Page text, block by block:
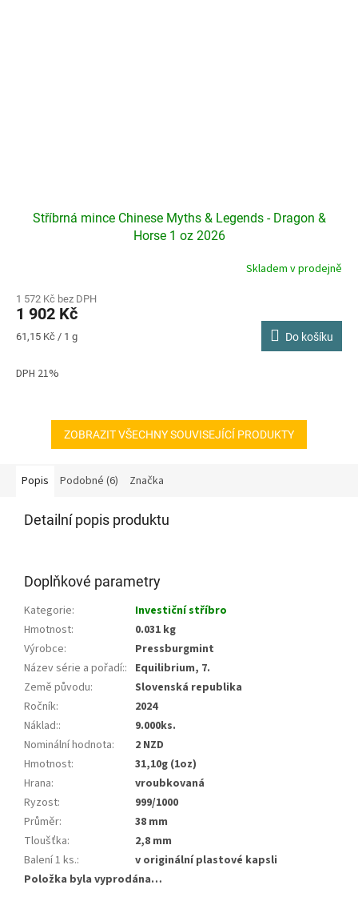
Stříbrná mince Chinese Myths & Legends - Dragon &
Horse 1 oz 2026
Skladem v prodejně
1 572 Kč bez DPH
1 902 Kč
Měrná
61,15 Kč / 1 g Do košíku
DPH 21%
ZOBRAZIT VŠECHNY SOUVISEJÍCÍ PRODUKTY
Popis Podobné (6) Značka
Detailní popis produktu
Doplňkové parametry
Kategorie:
Investiční stříbro
Hmotnost:
0.031 kg
Výrobce:
Pressburgmint
Název série a pořadí:: Equilibrium, 7.
Země původu:
Slovenská republika
Ročník:
2024
Náklad::
9.000ks.
Nominální hodnota:
2 NZD
Hmotnost:
31,10g (1oz)
Hrana:
vroubkovaná
Ryzost:
999/1000
Průměr:
38 mm
Tloušťka:
2,8 mm
Balení 1 ks.:
v originální plastové kapsli
Položka byla vyprodána…